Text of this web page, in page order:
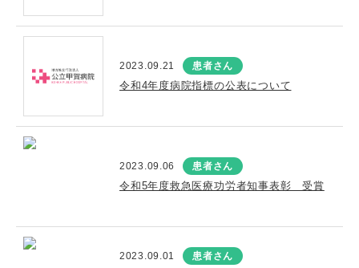
2023.09.21 患者さん
令和4年度病院指標の公表について
2023.09.06 患者さん
令和5年度救急医療功労者知事表彰 受賞
2023.09.01 患者さん